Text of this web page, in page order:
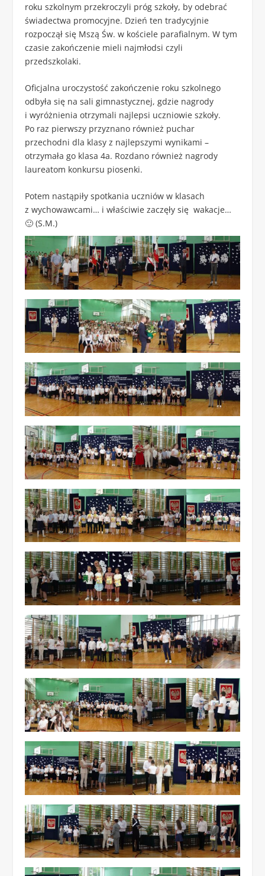
roku szkolnym przekroczyli próg szkoły, by odebrać
świadectwa promocyjne. Dzień ten tradycyjnie
rozpoczął się Mszą Św. w kościele parafialnym. W tym
czasie zakończenie mieli najmłodsi czyli
przedszkolaki.
Oficjalna uroczystość zakończenie roku szkolnego
odbyła się na sali gimnastycznej, gdzie nagrody
i wyróżnienia otrzymali najlepsi uczniowie szkoły.
Po raz pierwszy przyznano również puchar
przechodni dla klasy z najlepszymi wynikami –
otrzymała go klasa 4a. Rozdano również nagrody
laureatom konkursu piosenki.
Potem nastąpiły spotkania uczniów w klasach
z wychowawcami… i właściwie zaczęły się wakacje…
🙂 (S.M.)